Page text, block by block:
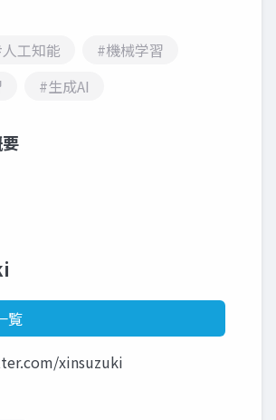
工知能
#機械学習
#生成AI
覧
xinsuzuki